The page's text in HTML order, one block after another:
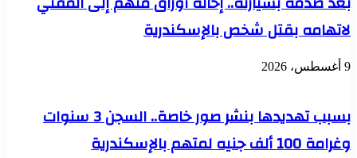
لاتهامه بقتل شخص بالإسكندرية
9 أغسطس، 2026
بسبب تهديدها بنشر صور خاصة.. السجن 3 سنوات
وغرامة 100 ألف جنيه لمتهم بالإسكندرية